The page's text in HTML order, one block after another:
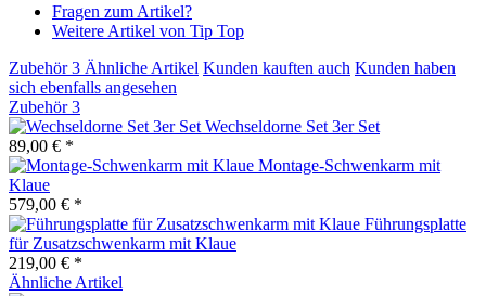
Fragen zum Artikel?
Weitere Artikel von Tip Top
Zubehör3 Ähnliche Artikel Kunden kauften auch Kunden haben
sich ebenfalls angesehen
Zubehör3
Wechseldorne Set 3er Set
89,00 € *
Montage-Schwenkarm mit
Klaue
579,00 € *
Führungsplatte
für Zusatzschwenkarm mit Klaue
219,00 € *
Ähnliche Artikel